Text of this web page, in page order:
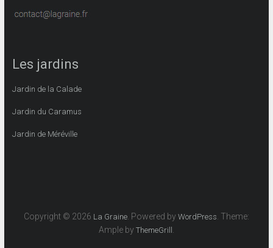
Les jardins
Jardin de la Calade
Jardin du Caramus
Jardin de Méréville
Copyright © 2026 La Graine. Powered by WordPress . Theme:
Ample by ThemeGrill